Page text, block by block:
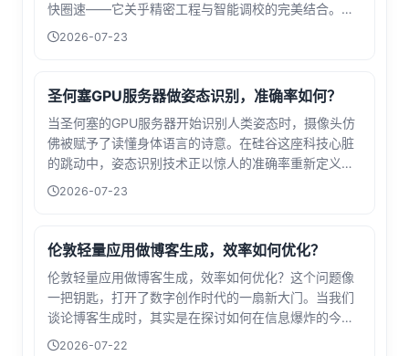
快圈速——它关乎精密工程与智能调校的完美结合。当
企业面对海量非结构化数据时，向量搜索技术正成为解
2026-07-23
圣何塞GPU服务器做姿态识别，准确率如何？
当圣何塞的GPU服务器开始识别人类姿态时，摄像头仿
佛被赋予了读懂身体语言的诗意。在硅谷这座科技心脏
的跳动中，姿态识别技术正以惊人的准确率重新定义人
机交互的边界——从安防监控中的异常行为预警到医疗
2026-07-23
伦敦轻量应用做博客生成，效率如何优化？
伦敦轻量应用做博客生成，效率如何优化？这个问题像
一把钥匙，打开了数字创作时代的一扇新大门。当我们
谈论博客生成时，其实是在探讨如何在信息爆炸的今
天，用更聪明的方式表达自我、分享观点。伦敦作为全
2026-07-22